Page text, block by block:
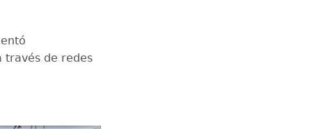
través de redes